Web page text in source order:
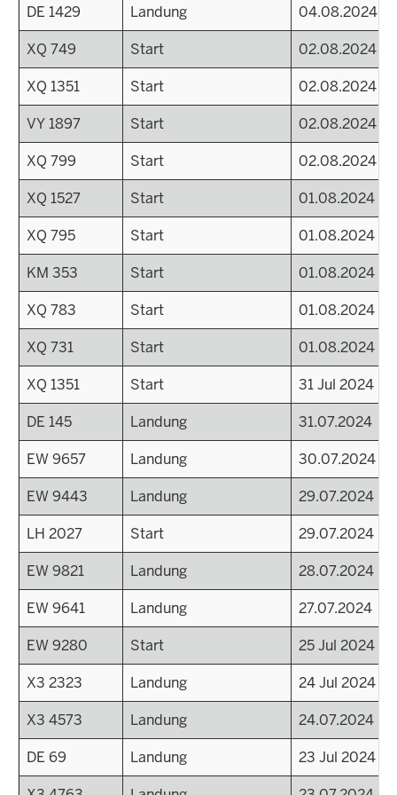
DE 1429 Landung
04.08.2024
XQ 749
Start
02.08.2024
XQ 1351
Start
02.08.2024
VY 1897
Start
02.08.2024
XQ 799
Start
02.08.2024
XQ 1527
Start
01.08.2024
XQ 795
Start
01.08.2024
KM 353
Start
01.08.2024
XQ 783
Start
01.08.2024
XQ 731
Start
01.08.2024
XQ 1351
Start
31 Jul 2024 -
DE 145
Landung
31.07.2024
EW 9657
Landung
30.07.2024
EW 9443
Landung
29.07.2024
LH 2027
Start
29.07.2024
EW 9821
Landung
28.07.2024
EW 9641
Landung
27.07.2024
EW 9280
Start
25 Jul 2024 -
X3 2323
Landung
24 Jul 2024 -
X3 4573
Landung
24.07.2024
DE 69
Landung
23 Jul 2024 -